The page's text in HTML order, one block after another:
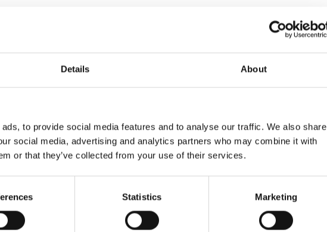
Details About
to provide social media features and to analyse our traffic. We also share
social media, advertising and analytics partners who may combine it with
or that they’ve collected from your use of their services.
Statistics Marketing